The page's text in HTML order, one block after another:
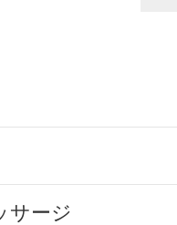
サージ